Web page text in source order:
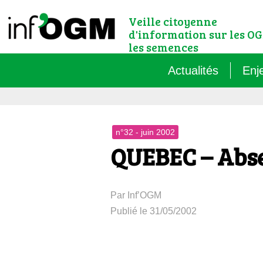
Veille citoyenne
d'information sur les
les semences
Actualités
Le
n°32 - juin 2002
QUEBEC –
Par Inf’OGM
Publié le 31/05/2002